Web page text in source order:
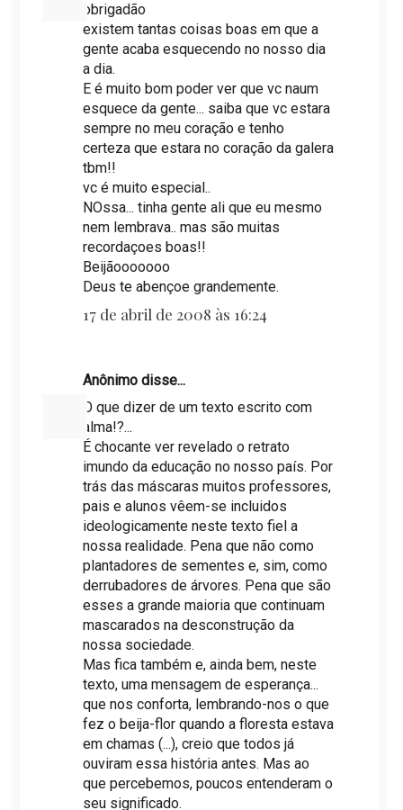
obrigadão
existem tantas coisas boas em que a
gente acaba esquecendo no nosso dia
a dia.
E é muito bom poder ver que vc naum
esquece da gente... saiba que vc estara
sempre no meu coração e tenho
certeza que estara no coração da galera
tbm!!
vc é muito especial..
NOssa... tinha gente ali que eu mesmo
nem lembrava.. mas são muitas
recordaçoes boas!!
Beijãooooooo
Deus te abençoe grandemente.
17 de abril de 2008 às 16:24
Anônimo disse...
O que dizer de um texto escrito com
alma!?...
É chocante ver revelado o retrato
imundo da educação no nosso país. Por
trás das máscaras muitos professores,
pais e alunos vêem-se incluidos
ideologicamente neste texto fiel a
nossa realidade. Pena que não como
plantadores de sementes e, sim, como
derrubadores de árvores. Pena que são
esses a grande maioria que continuam
mascarados na desconstrução da
nossa sociedade.
Mas fica também e, ainda bem, neste
texto, uma mensagem de esperança...
que nos conforta, lembrando-nos o que
fez o beija-flor quando a floresta estava
em chamas (...), creio que todos já
ouviram essa história antes. Mas ao
que percebemos, poucos entenderam o
seu significado.